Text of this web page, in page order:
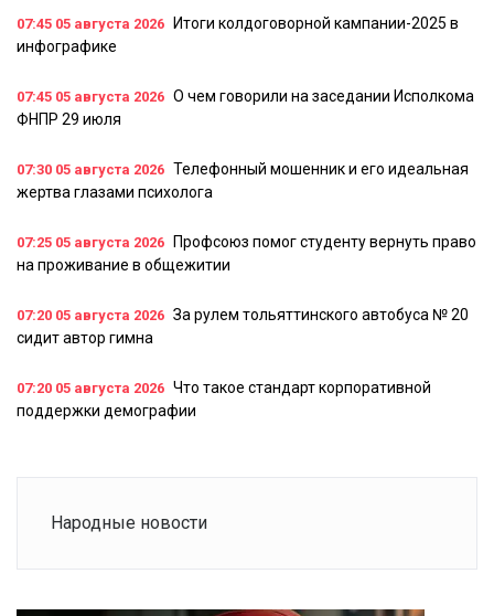
07:45 05 августа 2026
Итоги колдоговорной кампании-2025 в
инфографике
07:45 05 августа 2026 О чем говорили на заседании Исполкома
ФНПР 29 июля
07:30 05 августа 2026 Телефонный мошенник и его идеальная
жертва глазами психолога
07:25 05 августа 2026
Профсоюз помог студенту вернуть право
на проживание в общежитии
07:20 05 августа 2026 За рулем тольяттинского автобуса № 20
сидит автор гимна
07:20 05 августа 2026 Что такое стандарт корпоративной
поддержки демографии
Народные новости